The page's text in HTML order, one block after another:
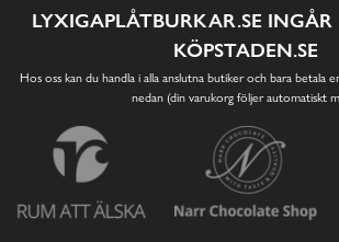
LYXIGAPLÅTBURKAR.SE
KÖPSTADEN.SE
Hos oss kan du handla i alla anslutna butiker och bara betala
nedan (din varukorg följer automatiskt